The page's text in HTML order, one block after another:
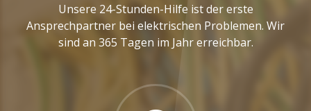
Unsere 24-Stunden-Hilfe ist der erste
Ansprechpartner bei elektrischen Problemen. Wir
sind an 365 Tagen im Jahr erreichbar.